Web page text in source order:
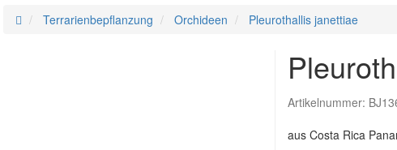
Terrarienbepflanzung Orchideen Pleurothallis janettiae
Artikelnummer:
aus Costa Rica